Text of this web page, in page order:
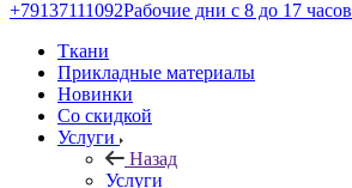
+79137111092Рабочие дни с 8 до 17 часов
Ткани
Прикладные материалы
Новинки
Со скидкой
Услуги
Назад
Услуги